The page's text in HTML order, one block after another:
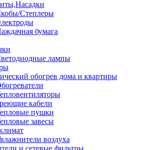
Степлеры
бумага
лампы
обогрев дома и квартиры
кабели
пушки
завесы
воздуха
и сетевые фильтры